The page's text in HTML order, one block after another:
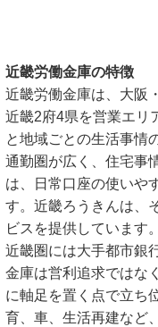
近畿労働金庫の特徴
近畿労働金庫は、大阪
近畿2府4県を営業エリ
と地域ごとの生活事情
通勤圏が広く、住宅事
は、日常口座の使いや
す。近畿ろうきんは、
ビスを提供しています。
近畿圏には大手都市銀
金庫は営利追求ではな
に軸足を置く点で立ち
育、車、生活再建など